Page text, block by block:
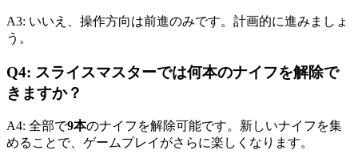
A3: いいえ、操作方向は前進のみです。計画的に進みましょ
う。
Q4: スライスマスターでは何本のナイフを解除で
きますか？
A4: 全部で9本のナイフを解除可能です。新しいナイフを集
めることで、ゲームプレイがさらに楽しくなります。